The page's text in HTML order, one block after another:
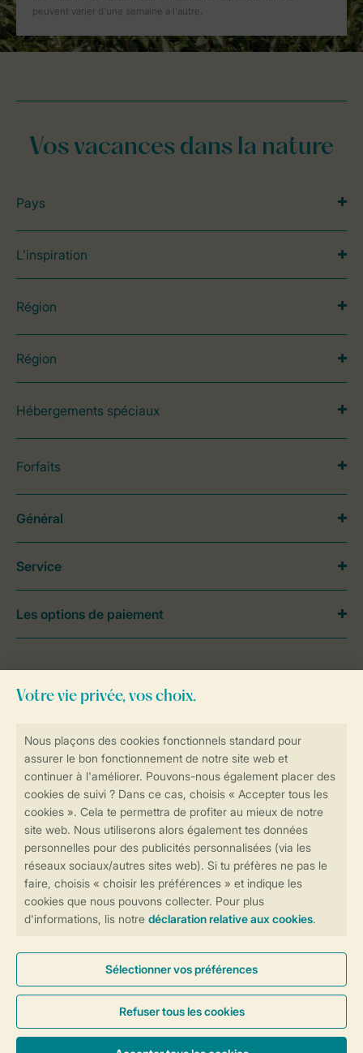
Plus d’infos et préférences
Réservations en ligne rapides et sécurisées
Transmission sécurisée des données
Paiement sécurisé
Vos vacances dans la nature
Pays
L’inspiration
Région
Région
Hébergements spéciaux
Forfaits
contactez notreContact Center.
Général
Service
Les options de paiement
Conditions générales Privée Cookies et bannières